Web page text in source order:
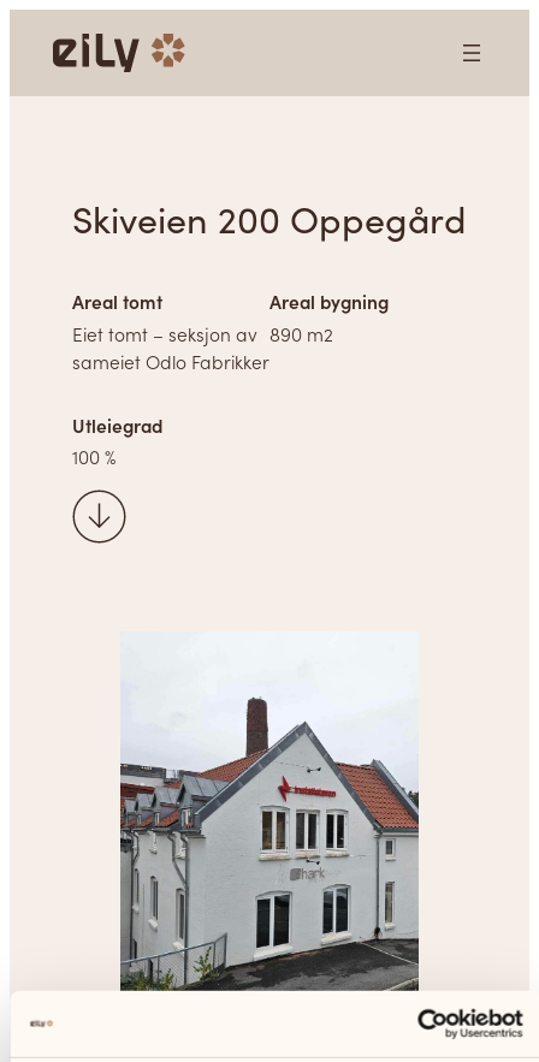
Skiveien 200 Oppegård
Areal tomt
Eiet tomt – seksjon av
sameiet Odlo Fabrikker
Utleiegrad
100 %
Areal bygning
890 m2